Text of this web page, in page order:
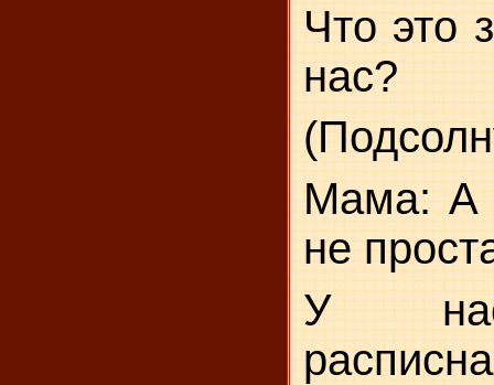
Что это
нас?
Мама: А
не
У